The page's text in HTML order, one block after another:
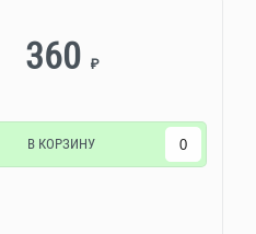
360 ₽
В КОРЗИНУ